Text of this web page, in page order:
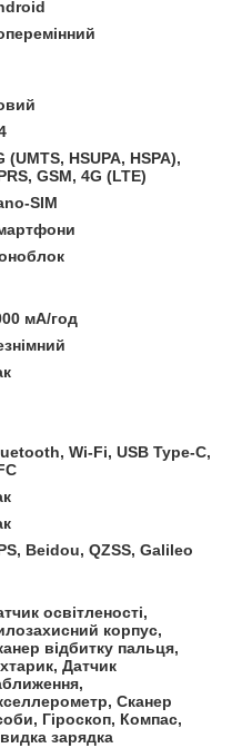
(UMTS, HSUPA, HSPA),
GSM, 4G (LTE)
SIM
мА/год
Wi-Fi, USB Type-C,
Beidou, QZSS, Galileo
освітленості,
корпус,
відбитку пальця,
Датчик
Сканер
Гіроскоп, Компас,
зарядка